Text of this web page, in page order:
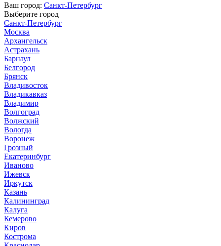
Ваш город: Санкт-Петербург
Выберите город
Санкт-Петербург
Москва
Архангельск
Астрахань
Барнаул
Белгород
Брянск
Владивосток
Владикавказ
Владимир
Волгоград
Волжский
Вологда
Воронеж
Грозный
Екатеринбург
Иваново
Ижевск
Иркутск
Казань
Калининград
Калуга
Кемерово
Киров
Кострома